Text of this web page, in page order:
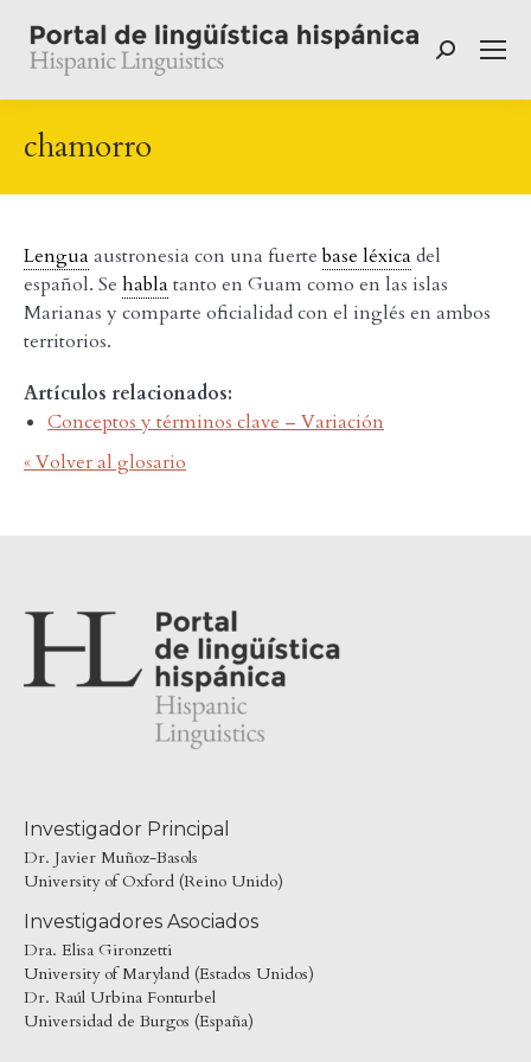
Buscar:
chamorro
Lengua austronesia con una fuertebase léxica del
español. Se habla tanto en Guam como en las islas
Marianas y comparte oficialidad con el inglés en ambos
territorios.
Artículos relacionados:
Conceptos y términos clave – Variación
« Volver al glosario
Investigador Principal
Dr. Javier Muñoz-Basols
University of Oxford (Reino Unido)
Investigadores Asociados
Dra. Elisa Gironzetti
University of Maryland (Estados Unidos)
Dr. Raúl Urbina Fonturbel
Universidad de Burgos (España)